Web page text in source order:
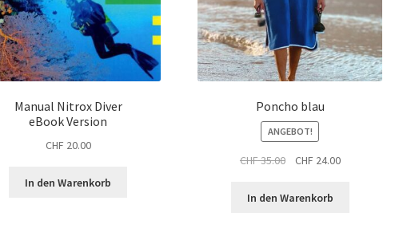
Manual Nitrox Diver
eBook Version
CHF 20.00
In den Warenkorb
Poncho blau
ANGEBOT!
CHF35.00
Ursprünglicher
war:
CHF 24.00Aktueller
In den Warenkorb